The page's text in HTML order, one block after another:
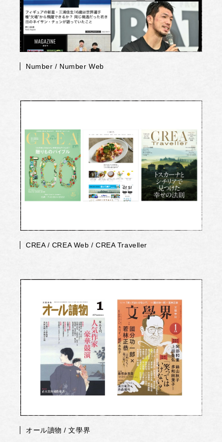
Number / Number Web
CREA / CREA Web / CREA Traveller
オール讀物 / 文學界